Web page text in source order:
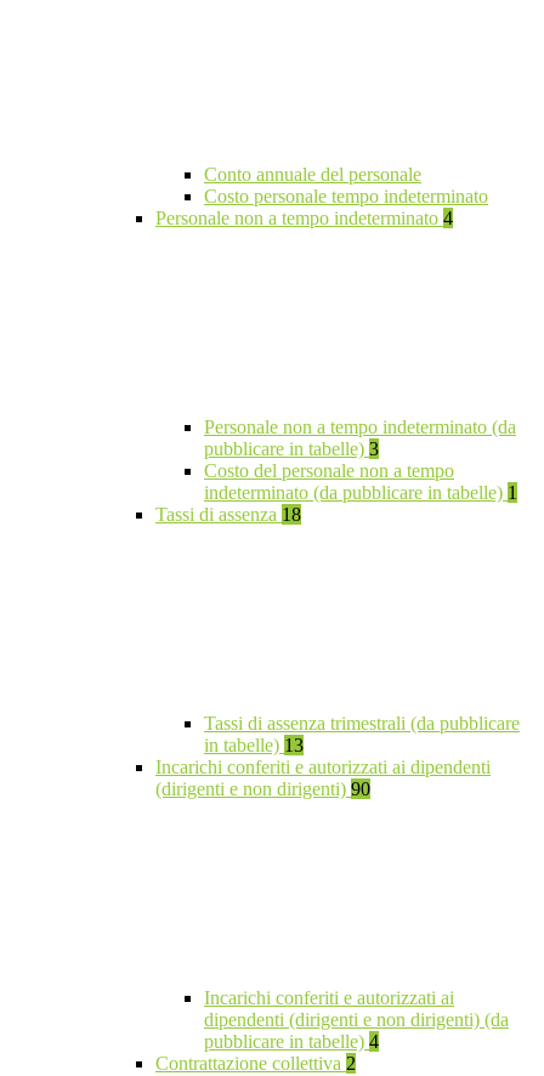
Conto annuale del personale
Costo personale tempo indeterminato
Personale non a tempo indeterminato 4
Personale non a tempo indeterminato (da
pubblicare in tabelle) 3
Costo del personale non a tempo
indeterminato (da pubblicare in tabelle) 1
Tassi di assenza 18
Tassi di assenza trimestrali (da pubblicare
in tabelle) 13
Incarichi conferiti e autorizzati ai dipendenti
(dirigenti e non dirigenti) 90
Incarichi conferiti e autorizzati ai
dipendenti (dirigenti e non dirigenti) (da
pubblicare in tabelle) 4
Contrattazione collettiva 2